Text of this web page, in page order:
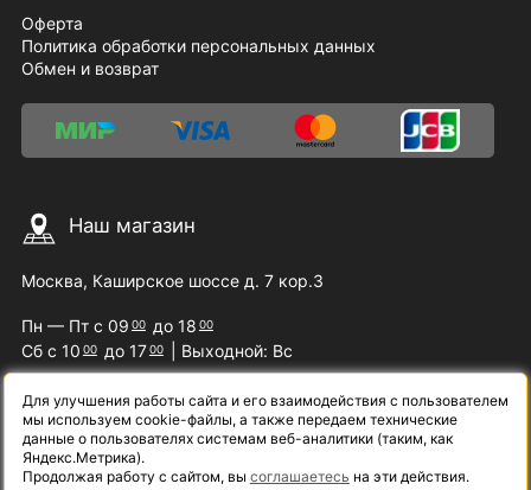
Оферта
Политика обработки персональных данных
Обмен и возврат
Наш магазин
Москва, Каширское шоссе д. 7 кор.3
Пн — Пт с 09 00 до 18 00
Сб с 10 00 до 1700 | Выходной: Вс
Наши контакты
Для улучшения работы сайта и его взаимодействия с пользователем
мы используем cookie-файлы, а также передаем технические
данные о пользователях системам веб-аналитики (таким, как
Яндекс.Метрика).
Продолжая работу с сайтом, вы соглашаетесь на эти действия.